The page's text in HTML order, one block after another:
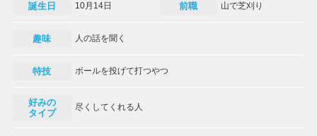
誕生日 10月14日 前職 山で芝刈り
趣味 人の話を聞く
特技 ボールを投げて打つやつ
好みの
タイプ
尽くしてくれる人